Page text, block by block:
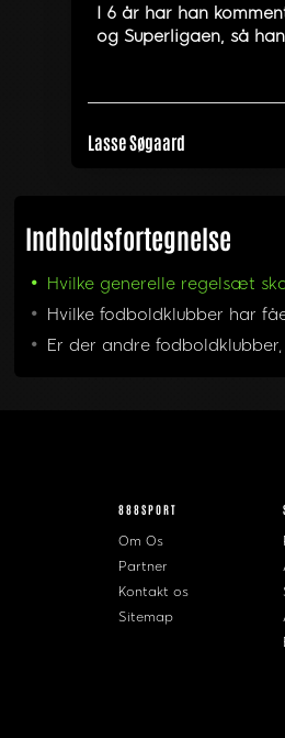
I 6 år har han
og Superligaen, så
Lasse Søgaard
Indholdsfortegnelse
Hvilke generelle regelsæt
Hvilke fodboldklubber har
Er der andre
888SPORT
Om Os
Partner
Kontakt os
Sitemap